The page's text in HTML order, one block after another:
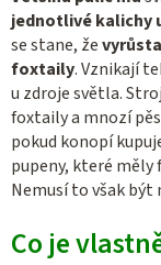
jednotlivé kalichy
se stane, že
foxtaily. Vznikají
u zdroje světla.
foxtaily a mnozí
pokud konopí
pupeny, které
Nemusí to však být
Co je